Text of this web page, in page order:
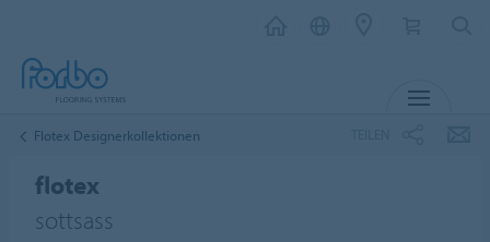
Flotex Designerkollektionen
flotex
sottsass